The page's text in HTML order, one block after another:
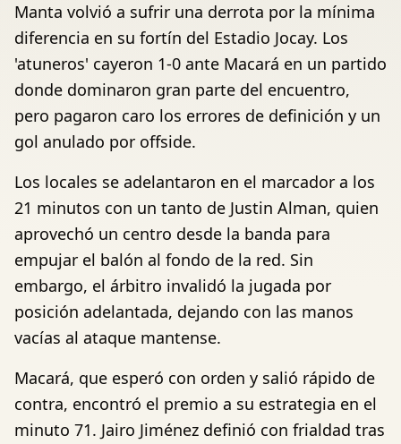
Manta volvió a sufrir una derrota por la mínima
diferencia en su fortín del Estadio Jocay. Los
'atuneros' cayeron 1-0 ante Macará en un partido
donde dominaron gran parte del encuentro,
pero pagaron caro los errores de definición y un
gol anulado por offside.
Los locales se adelantaron en el marcador a los
21 minutos con un tanto de Justin Alman, quien
aprovechó un centro desde la banda para
empujar el balón al fondo de la red. Sin
embargo, el árbitro invalidó la jugada por
posición adelantada, dejando con las manos
vacías al ataque mantense.
Macará, que esperó con orden y salió rápido de
contra, encontró el premio a su estrategia en el
minuto 71. Jairo Jiménez definió con frialdad tras